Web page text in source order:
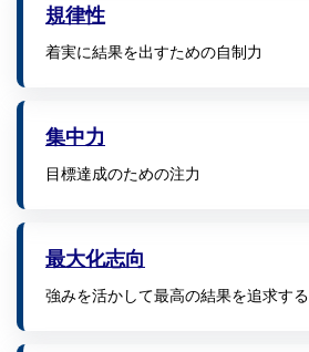
規律性
着実に結果を出すための自制力
集中力
目標達成のための注力
最大化志向
強みを活かして最高の結果を追求する